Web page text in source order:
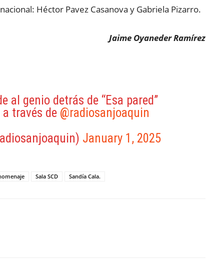
Héctor Pavez Casanova y Gabriela Pizarro.
Jaime Oyaneder Ramírez
al genio detrás de “Esa pared”
a través de @radiosanjoaquin
January 1, 2025
Sala SCD Sandía Cala.